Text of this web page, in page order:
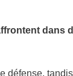
dans
défense,